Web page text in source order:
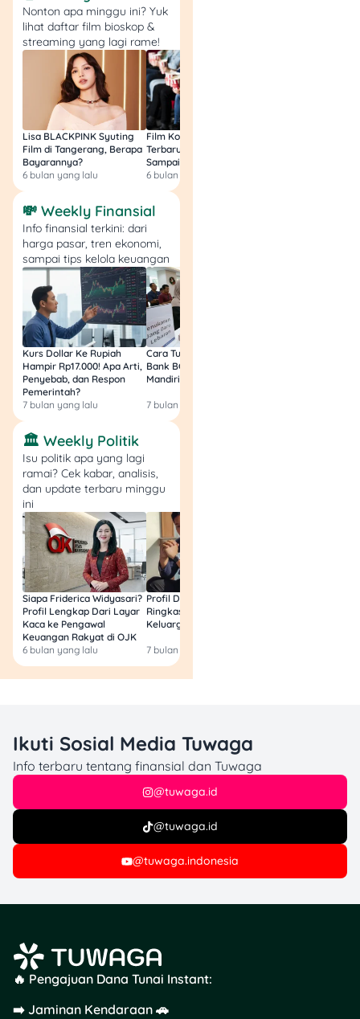
Menurut kamu, kebijakan
THR ini udah cukup merata
belum buat semua driver
ojol di Indonesia? Atau ada
hal lain yang perlu
diperbaiki agar semua
pengemudi bisa menikmati
THR dengan adil?
Btw, sambil nunggu THR,
gak ada salahnya juga
kalau kamu cek berbagai
informasi menarik seputar
produk finansial seperti
KTA,deposito,tabungan,
dankartu kredityang bisa
membantu kamu mengatur
keuangan Lebaran ini!
Temukan insight lengkap di
Tuwagayang siap
memberikan rekomendasi
terbaik buat kebutuhan
finansial kamu.
Nonton apa minggu ini? Yuk
lihat daftar film bioskop &
streaming yang lagi rame!
Lisa BLACKPINK Syuting
Film di Tangerang, Berapa
Bayarannya?
6 bulan yang lalu
Film Komedi Indonesia
Terbaru 2026, Siap Ngakak
Sampai Sakit Perut!
6 bulan yang lalu
💸 Weekly Finansial
Info finansial terkini: dari
harga pasar, tren ekonomi,
sampai tips kelola keuangan
Kurs Dollar Ke Rupiah
Hampir Rp17.000! Apa Arti,
Penyebab, dan Respon
Pemerintah?
7 bulan yang lalu
Cara Tukar Uang Baru di
Bank BCA (Umum, BNI,
Mandiri, BRI, dan BSI) 2026!
7 bulan yang lalu
🏛️ Weekly Politik
Isu politik apa yang lagi
ramai? Cek kabar, analisis,
dan update terbaru minggu
ini
Siapa Friderica Widyasari?
Profil Lengkap Dari Layar
Kaca ke Pengawal
Keuangan Rakyat di OJK
6 bulan yang lalu
Profil Darma Mangkuluhur:
Ringkas Latar Belakang
Keluarga dan Bisnisnya
7 bulan yang lalu
Ikuti Sosial Media Tuwaga
Info terbaru tentang finansial dan Tuwaga
@tuwaga.id
@tuwaga.id
@tuwaga.indonesia
🔥 Pengajuan Dana Tunai Instant:
➡️ Jaminan Kendaraan 🚗